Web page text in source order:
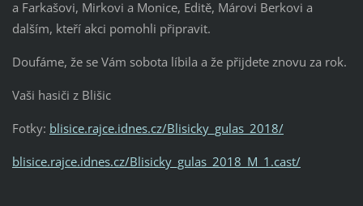
a Farkašovi, Mirkovi a Monice, Editě, Márovi Berkovi a
dalším, kteří akci pomohli připravit.
Doufáme, že se Vám sobota líbila a že přijdete znovu za rok.
Vaši hasiči z Blišic
Fotky: blisice.rajce.idnes.cz/Blisicky_gulas_2018/
blisice.rajce.idnes.cz/Blisicky_gulas_2018_M_1.cast/